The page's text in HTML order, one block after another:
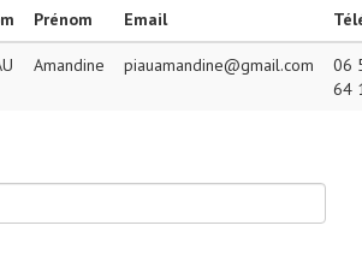
Prénom Email
Amandine piauamandine@gmail.com
06
64